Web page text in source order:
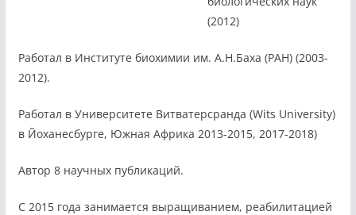
(2012)
Работал в Институте биохимии им. А.Н.Баха (РАН) (2003-
2012).
Работал в Университете Витватерсранда (Wits University)
в Йоханесбурге, Южная Африка 2013-2015, 2017-2018)
Автор 8 научных публикаций.
С 2015 года занимается выращиванием, реабилитацией